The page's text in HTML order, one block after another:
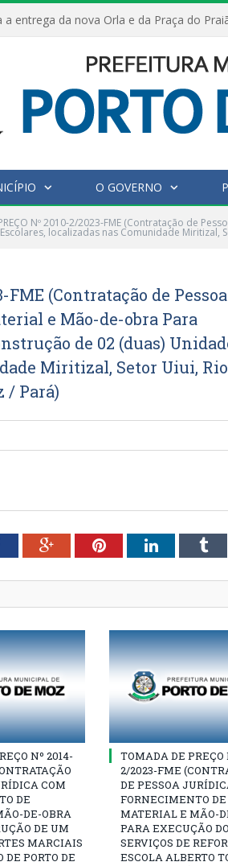
entrega da nova Orla e da Praça do
O GOVERNO
Nº 2010-2/2023-FME (Contratação de
localizadas nas Comunidade Miritizal,
FME (Contratação de Pessoa
e Mão-de-obra Para
de 02 (duas)
Miritizal, Setor Uiui, Rio
/ Pará)
Google+PinterestLinkedIn
Nº 2014-
COM
DE
DE-OBRA
DE UM
MARCIAIS
PORTO DE
TOMADA DE PREÇO
2/2023-FME
DE PESSOA
FORNECIMENTO DE
MATERIAL E MÃO-
PARA EXECUÇÃO
SERVIÇOS DE
ESCOLA ALBERTO